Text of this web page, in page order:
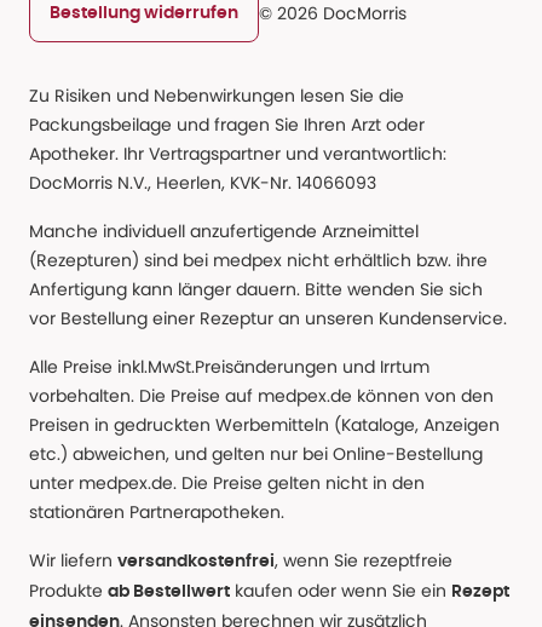
Bestellung widerrufen © 2026 DocMorris
Zu Risiken und Nebenwirkungen lesen Sie die
Packungsbeilage und fragen Sie Ihren Arzt oder
Apotheker. Ihr Vertragspartner und verantwortlich:
DocMorris N.V., Heerlen, KVK-Nr. 14066093
Manche individuell anzufertigende Arzneimittel
(Rezepturen) sind bei medpex nicht erhältlich bzw. ihre
Anfertigung kann länger dauern. Bitte wenden Sie sich
vor Bestellung einer Rezeptur an unseren Kundenservice.
Alle Preise inkl.MwSt.Preisänderungen und Irrtum
vorbehalten. Die Preise auf medpex.de können von den
Preisen in gedruckten Werbemitteln (Kataloge, Anzeigen
etc.) abweichen, und gelten nur bei Online-Bestellung
unter medpex.de. Die Preise gelten nicht in den
stationären Partnerapotheken.
Wir liefern versandkostenfrei, wenn Sie rezeptfreie
Produkte ab Bestellwert kaufen oder wenn Sie ein Rezept
einsenden. Ansonsten berechnen wir zusätzlich